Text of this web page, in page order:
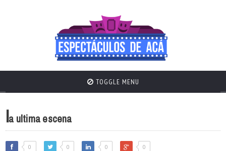
TOGGLE MENU
la ultima escena
0 0 0 0